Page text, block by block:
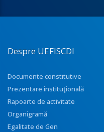
Despre UEFISCDI
Documente constitutive
Prezentare instituţională
Rapoarte de activitate
Organigramă
Egalitate de Gen